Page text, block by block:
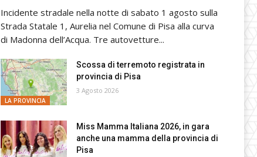
Incidente stradale nella notte di sabato 1 agosto sulla
Strada Statale 1, Aurelia nel Comune di Pisa alla curva
di Madonna dell’Acqua. Tre autovetture...
LA PROVINCIA
Scossa di terremoto registrata in
provincia di Pisa
3 Agosto 2026
Miss Mamma Italiana 2026, in gara
anche una mamma della provincia di
Pisa